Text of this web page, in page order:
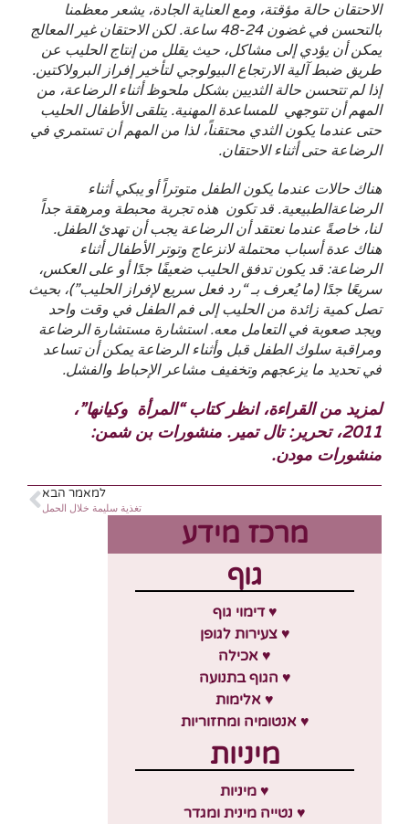
الاحتقان حالة مؤقتة، ومع العناية الجادة، يشعر معظمنا
بالتحسن في غضون 24-48 ساعة. لكن الاحتقان غير المعالج
يمكن أن يؤدي إلى مشاكل، حيث يقلل من إنتاج الحليب عن
طريق ضبط آلية الارتجاع البيولوجي لتأخير إفراز البرولاكتين.
إذا لم تتحسن حالة الثديين بشكل ملحوظ أثناء الرضاعة، من
المهم أن تتوجهي للمساعدة المهنية. يتلقى الأطفال الحليب
حتى عندما يكون الثدي محتقناً، لذا من المهم أن تستمري في
الرضاعة حتى أثناء الاحتقان.
هناك حالات عندما يكون الطفل متوتراً أو يبكي أثناء
الرضاعةالطبيعية. قد تكون هذه تجربة محبطة ومرهقة جداً
لنا، خاصةً عندما نعتقد أن الرضاعة يجب أن تهدئ الطفل.
هناك عدة أسباب محتملة لانزعاج وتوتر الأطفال أثناء
الرضاعة: قد يكون تدفق الحليب ضعيفًا جدًا أو على العكس،
سريعًا جدًا (ما يُعرف بـ “رد فعل سريع لإفراز الحليب”)، بحيث
تصل كمية زائدة من الحليب إلى فم الطفل في وقت واحد
ويجد صعوبة في التعامل معه. استشارة مستشارة الرضاعة
ومراقبة سلوك الطفل قبل وأثناء الرضاعة يمكن أن تساعد
في تحديد ما يزعجهم وتخفيف مشاعر الإحباط والفشل.
لمزيد من القراءة، انظر كتاب “المرأة وكيانها”،
2011، تحرير: تال تمير. منشورات بن شمن:
منشورات مودن.
למאמר הבא
تغذية سليمة خلال الحمل
מרכז מידע
גוף
♥ דימוי גוף
♥ צעירות לגופן
♥ אכילה
♥ הגוף בתנועה
♥ אלימות
♥ אנטומיה ומחזוריות
מיניות
♥ מיניות
♥ נטייה מינית ומגדר